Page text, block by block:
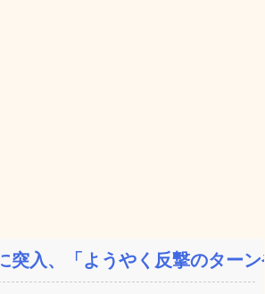
突入、「ようやく反撃のター